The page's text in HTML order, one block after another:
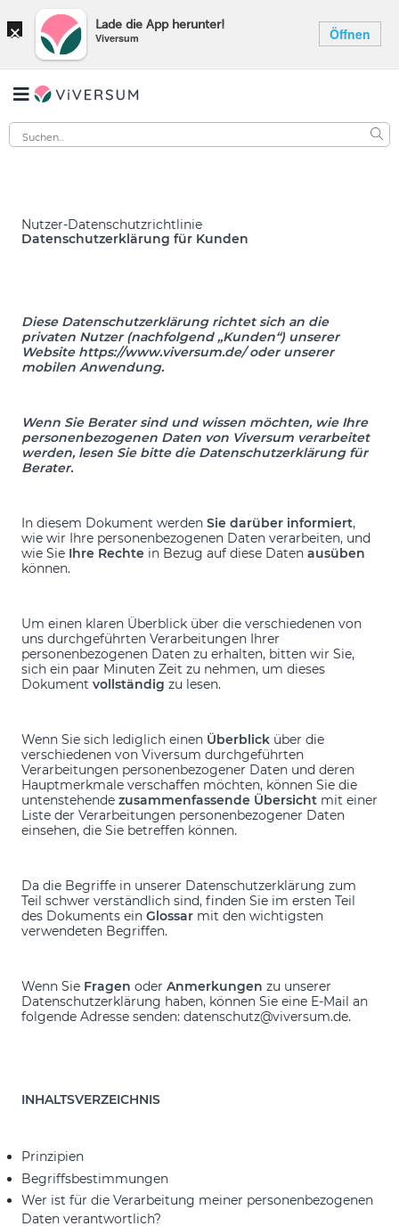
× Lade die App herunter!
Viversum Öffnen
Nutzer-Datenschutzrichtlinie
Datenschutzerklärung für Kunden
Diese Datenschutzerklärung richtet sich an die
privaten Nutzer (nachfolgend „Kunden“) unserer
Website https://www.viversum.de/ oder unserer
mobilen Anwendung.
Wenn Sie Berater sind und wissen möchten, wie Ihre
personenbezogenen Daten von Viversum verarbeitet
werden, lesen Sie bitte die Datenschutzerklärung für
Berater.
In diesem Dokument werden Sie darüber informiert,
wie wir Ihre personenbezogenen Daten verarbeiten, und
wie Sie Ihre Rechte in Bezug auf diese Daten ausüben
können.
Um einen klaren Überblick über die verschiedenen von
uns durchgeführten Verarbeitungen Ihrer
personenbezogenen Daten zu erhalten, bitten wir Sie,
sich ein paar Minuten Zeit zu nehmen, um dieses
Dokument vollständig zu lesen.
Wenn Sie sich lediglich einen Überblick über die
verschiedenen von Viversum durchgeführten
Verarbeitungen personenbezogener Daten und deren
Hauptmerkmale verschaffen möchten, können Sie die
untenstehende zusammenfassende Übersicht mit einer
Liste der Verarbeitungen personenbezogener Daten
einsehen, die Sie betreffen können.
Da die Begriffe in unserer Datenschutzerklärung zum
Teil schwer verständlich sind, finden Sie im ersten Teil
des Dokuments ein Glossar mit den wichtigsten
verwendeten Begriffen.
Wenn Sie Fragen oder Anmerkungen zu unserer
Datenschutzerklärung haben, können Sie eine E-Mail an
folgende Adresse senden: datenschutz@viversum.de.
INHALTSVERZEICHNIS
Prinzipien
Begriffsbestimmungen
Wer ist für die Verarbeitung meiner personenbezogenen
Daten verantwortlich?